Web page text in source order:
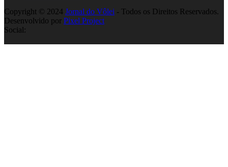
Copyright © 2024 Jornal do Vôlei - Todos os Direitos Reservados.
Desenvolvido por Pixel Project
Social: